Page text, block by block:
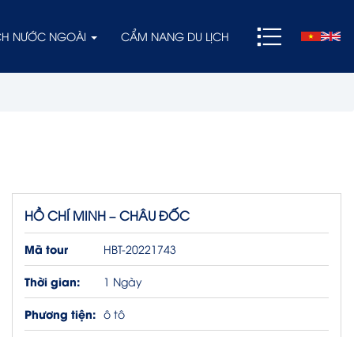
NƯỚC NGOÀI CẨM NANG DU LỊCH
HỒ CHÍ MINH – CHÂU ĐỐC
Mã tour HBT-20221743
Thời gian: 1 Ngày
Phương tiện: ô tô